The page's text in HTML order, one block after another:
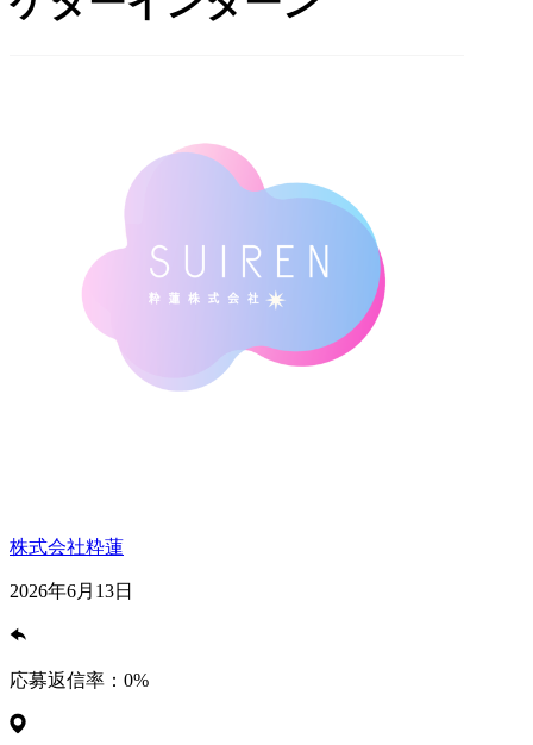
株式会社粋蓮
2026年6月13日
応募返信率： 0%